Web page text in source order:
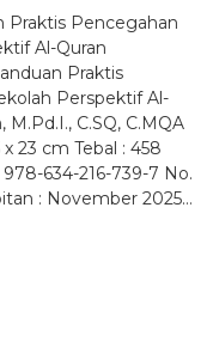
Praktis Pencegahan
Al-Quran
Praktis
Perspektif Al-
C.SQ, C.MQA
23 cm Tebal : 458
634-216-739-7 No.
: November 2025…